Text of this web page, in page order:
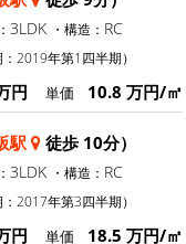
3LDK ・構造： RC
：2019年第1四半期）
円 単価 10.8 万円/㎡
駅 徒歩 10分）
3LDK ・構造： RC
：2017年第3四半期）
円 単価 18.5 万円/㎡